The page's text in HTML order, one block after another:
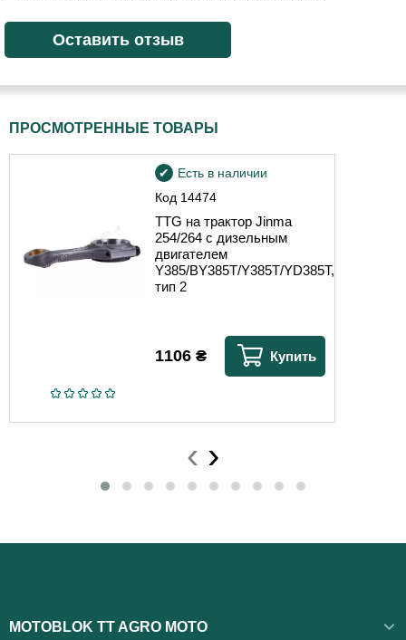
ПРОСМОТРЕННЫЕ ТОВАРЫ
Код 14474
Есть в наличии
TTG на трактор Jinma
254/264 с дизельным
двигателем
Y385/BY385T/Y385T/YD385T,
тип 2
1106 ₴ Купить
‹ ›
MOTOBLOK TT AGRO MOTO